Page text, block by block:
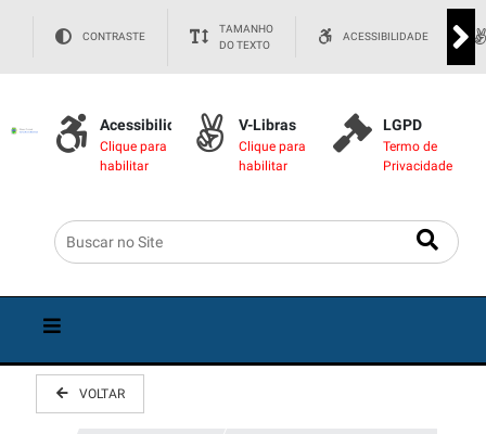
CONTRASTE
TAMANHO
DO TEXTO
ACESSIBILIDADE
Acessibilidade
Clique para
habilitar
V-Libras
Clique para
habilitar
LGPD
Termo de
Privacidade
VOLTAR